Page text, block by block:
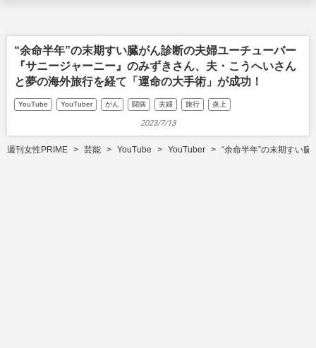
“余命半年”の末期すい臓がん診断の夫婦ユーチューバー
『サニージャーニー』のみずきさん、夫・こうへいさん
と夢の海外旅行を経て「運命の大手術」が成功！
YouTube YouTuber がん 闘病 夫婦 旅行 炎上
2023/7/13
週刊女性PRIME 芸能 YouTube YouTuber “余命半年”の末期すい